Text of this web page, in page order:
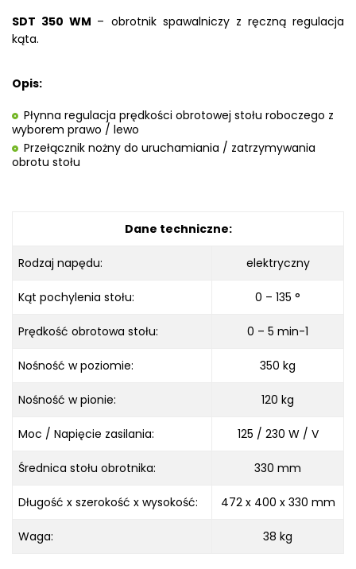
SDT 350 WM – obrotnik spawalniczy z ręczną regulacja
kąta.
Opis:
Płynna regulacja prędkości obrotowej stołu roboczego z
wyborem prawo / lewo
Przełącznik nożny do uruchamiania / zatrzymywania
obrotu stołu
Dane techniczne:
Rodzaj napędu: elektryczny
Kąt pochylenia stołu: 0 – 135 °
Prędkość obrotowa stołu: 0 – 5 min-1
Nośność w poziomie: 350 kg
Nośność w pionie: 120 kg
Moc / Napięcie zasilania: 125 / 230 W / V
Średnica stołu obrotnika: 330 mm
Długość x szerokość x wysokość: 472 x 400 x 330 mm
Waga: 38 kg